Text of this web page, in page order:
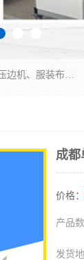
常州联宇机电自动化科技有限公司主营产品：pvc塑料焊机、高频热合机、软膜天花压边机、服装布料凹凸压花机、布料3d压印设备、服装植胶设备、超声波布料花边机、无纺布热合机、全自动压花机。
成都
价格：
产品数
发货地